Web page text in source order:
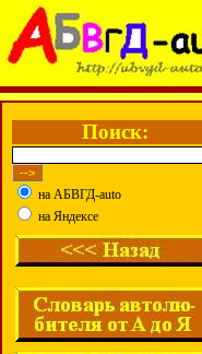
Поиск:
на АБВГД-auto
на Яндексе